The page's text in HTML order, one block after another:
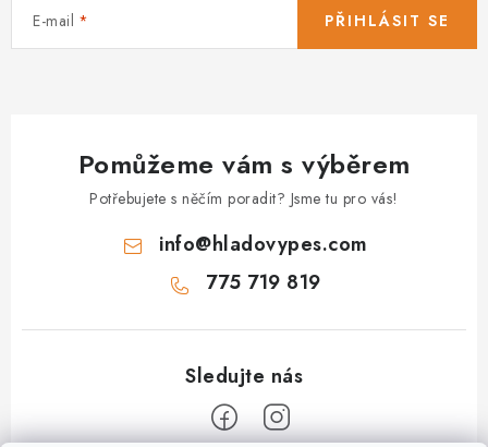
E-mail PŘIHLÁSIT SE
Pomůžeme vám s výběrem
Potřebujete s něčím poradit? Jsme tu pro vás!
info@hladovypes.com
775 719 819